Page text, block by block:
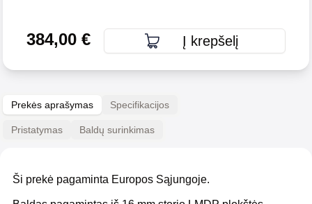
384,00€ Į krepšelį
Prekės aprašymas Specifikacijos
Pristatymas Baldų surinkimas
Ši prekė pagaminta Europos Sąjungoje.